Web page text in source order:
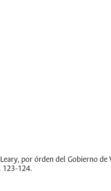
por órden del Gobierno
123-124.